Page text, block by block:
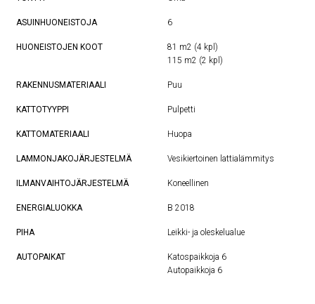
ASUINHUONEISTOJA 6
HUONEISTOJEN KOOT
81 m2 (4 kpl)
115 m2 (2 kpl)
RAKENNUSMATERIAALI Puu
KATTOTYYPPI Pulpetti
KATTOMATERIAALI Huopa
LAMMONJAKOJÄRJESTELMÄ Vesikiertoinen lattialämmitys
ILMANVAIHTOJÄRJESTELMÄ Koneellinen
ENERGIALUOKKA B 2018
PIHA Leikki- ja oleskelualue
AUTOPAIKAT
Katospaikkoja 6
Autopaikkoja 6